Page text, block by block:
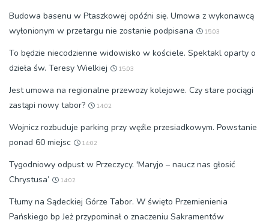
Budowa basenu w Ptaszkowej opóźni się. Umowa z wykonawcą
wyłonionym w przetargu nie zostanie podpisana
15:03
To będzie niecodzienne widowisko w kościele. Spektakl oparty o
dzieła św. Teresy Wielkiej
15:03
Jest umowa na regionalne przewozy kolejowe. Czy stare pociągi
zastąpi nowy tabor?
14:02
Wojnicz rozbuduje parking przy węźle przesiadkowym. Powstanie
ponad 60 miejsc
14:02
Tygodniowy odpust w Przeczycy. 'Maryjo – naucz nas głosić
Chrystusa’
14:02
Tłumy na Sądeckiej Górze Tabor. W święto Przemienienia
Pańskiego bp Jeż przypominał o znaczeniu Sakramentów